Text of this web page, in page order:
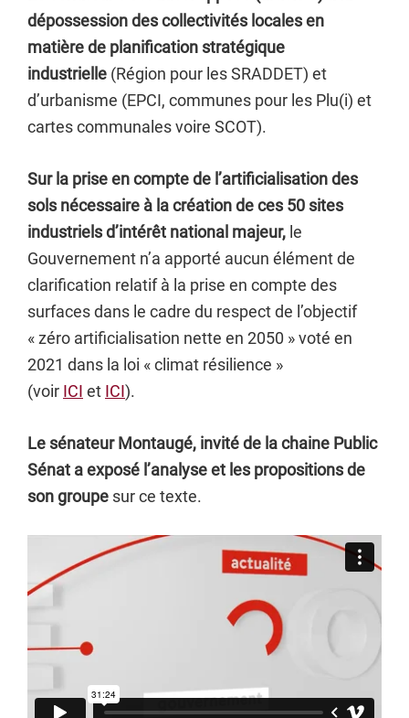
dépossession des collectivités locales en
matière de planification stratégique
industrielle (Région pour les SRADDET) et
d’urbanisme (EPCI, communes pour les Plu(i) et
cartes communales voire SCOT).
Sur la prise en compte de l’artificialisation des
sols nécessaire à la création de ces 50 sites
industriels d’intérêt national majeur, le
Gouvernement n’a apporté aucun élément de
clarification relatif à la prise en compte des
surfaces dans le cadre du respect de l’objectif
« zéro artificialisation nette en 2050 » voté en
2021 dans la loi « climat résilience »
(voir ICI et ICI).
Le sénateur Montaugé, invité de la chaine Public
Sénat a exposé l’analyse et les propositions de
son groupe sur ce texte.